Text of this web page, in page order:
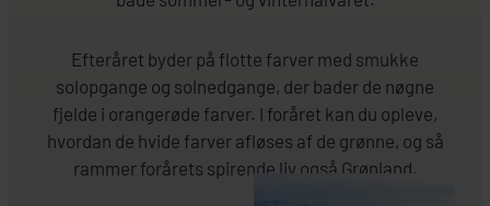
Efteråret byder på flotte farver med smukke
solopgange og solnedgange, der bader de nøgne
fjelde i orangerøde farver. I foråret kan du opleve,
hvordan de hvide farver afløses af de grønne, og så
rammer forårets spirende liv også Grønland.